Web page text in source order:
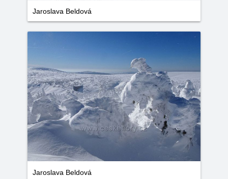
Jaroslava Beldová
Jaroslava Beldová